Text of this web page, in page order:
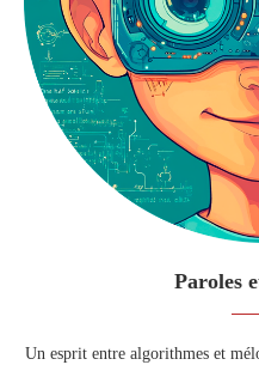
Paroles
Un esprit entre algorithmes et